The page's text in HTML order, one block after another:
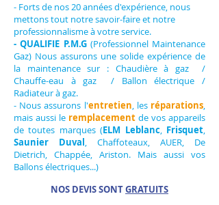
- Forts de nos 20 années d'expérience, nous
mettons tout notre savoir-faire et notre
professionnalisme à votre service.
- QUALIFIE P.M.G(Professionnel Maintenance
Gaz) Nous assurons une solide expérience de
la maintenance sur : Chaudière à gaz /
Chauffe-eau à gaz / Ballon électrique /
Radiateur à gaz.
- Nous assurons l'entretien, les réparations,
mais aussi le remplacement de vos appareils
de toutes marques (ELM Leblanc, Frisquet,
Saunier Duval, Chaffoteaux, AUER, De
Dietrich, Chappée, Ariston. Mais aussi vos
Ballons électriques...)
NOS DEVIS SONTGRATUITS